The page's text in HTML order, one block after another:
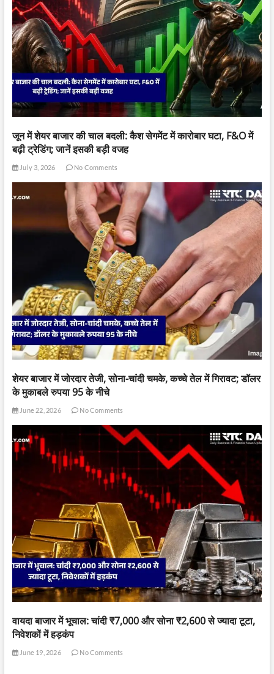
जून में शेयर बाजार की चाल बदली: कैश सेगमेंट में कारोबार घटा, F&O में
बढ़ी ट्रेडिंग; जानें इसकी बड़ी वजह
July 3, 2026 No Comments
शेयर बाजार में जोरदार तेजी, सोना-चांदी चमके, कच्चे तेल में गिरावट; डॉलर
के मुकाबले रुपया 95 के नीचे
June 22, 2026 No Comments
वायदा बाजार में भूचाल: चांदी ₹7,000 और सोना ₹2,600 से ज्यादा टूटा,
निवेशकों में हड़कंप
June 19, 2026 No Comments